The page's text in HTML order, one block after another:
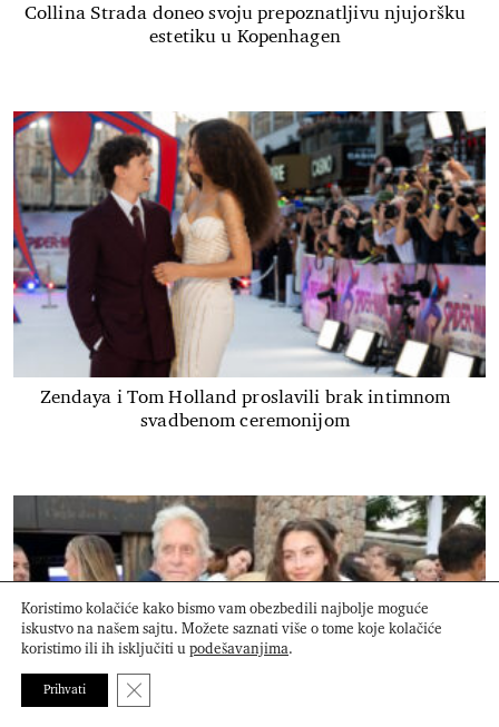
Collina Strada doneo svoju prepoznatljivu njujoršku
estetiku u Kopenhagen
Zendaya i Tom Holland proslavili brak intimnom
svadbenom ceremonijom
Koristimo kolačiće kako bismo vam obezbedili najbolje moguće
iskustvo na našem sajtu. Možete saznati više o tome koje kolačiće
koristimo ili ih isključiti upodešavanjima.
Prihvati Close GDPR Cookie Banner